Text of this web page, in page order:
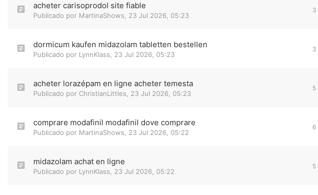
acheter carisoprodol site fiable
Publicado por MartinaShows 23 Jul 2026, 05:23
3
dormicum kaufen midazolam tabletten bestellen
Publicado por LynnKlass 23 Jul 2026, 05:23
3
acheter lorazépam en ligne acheter temesta
Publicado por ChristianLittles 23 Jul 2026, 05:23
5
comprare modafinil modafinil dove comprare
Publicado por MartinaShows 23 Jul 2026, 05:22
6
midazolam achat en ligne
Publicado por LynnKlass 23 Jul 2026, 05:22
5